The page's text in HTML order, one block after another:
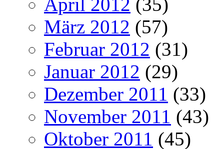
März 2012 (57)
Februar 2012 (31)
Januar 2012 (29)
Dezember 2011 (33)
November 2011 (43)
Oktober 2011 (45)